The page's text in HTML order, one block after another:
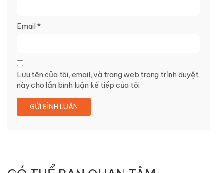
Email*
Lưu tên của tôi, email, và trang web trong trình duyệt
này cho lần bình luận kế tiếp của tôi.